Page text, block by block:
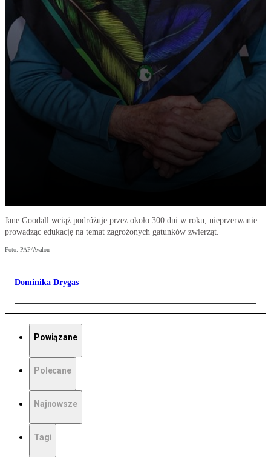
Jane Goodall wciąż podróżuje przez około 300 dni w roku, nieprzerwanie
prowadząc edukację na temat zagrożonych gatunków zwierząt.
Foto: PAP/Avalon
Dominika Drygas
Powiązane
Polecane
Najnowsze
Tagi